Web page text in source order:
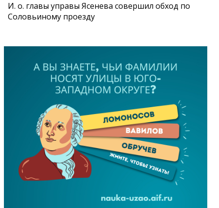
И. о. главы управы Ясенева совершил обход по
Соловьиному проезду